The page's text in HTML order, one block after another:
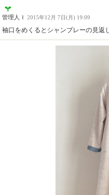
管理人Ｉ 2015年12月 7日(月) 19:09
袖口をめくるとシャンブレーの見返